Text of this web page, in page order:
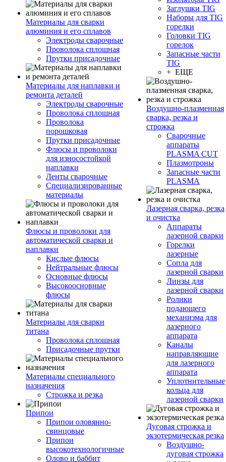
Материалы для сварки
алюминия и его сплавов
Электроды сварочные
Проволока сплошная
Прутки присадочные
Материалы для наплавки и
ремонта деталей
Электроды сварочные
Проволока сплошная
Проволока
порошковая
Прутки присадочные
Флюсы и проволоки
для износостойкой
наплавки
Ленты сварочные
Специализированные
материалы
Флюсы и проволоки для
автоматической сварки и
наплавки
Кислые флюсы
Нейтральные флюсы
Основные флюсы
Высокоосновные
флюсы
Материалы для сварки
титана
Проволока сплошная
Присадочные прутки
Материалы специального
назначения
Строжка и резка
Припои
Припои оловянно-
свинцовые
Припои
высокотехнологичные
Олово и баббит
Заглушки TIG
Наборы для TIG
горелки
Головки TIG
горелок
Запасные части
TIG
+ ЕЩЕ
Воздушно-плазменная
сварка, резка и
строжка
Сварочные
аппараты
PLASMA CUT
Плазмотроны
Запасные части
PLASMA
Лазерная сварка, резка
и очистка
Аппараты
лазерной сварки
Горелки
лазерные
Сопла для
лазерной сварки
Линзы для
лазерной сварки
Ролики
подающего
механизма для
лазерного
аппарата
Каналы
направляющие
для лазерного
аппарата
Уплотнительные
кольца для
лазерной сварки
Дуговая строжка и
экзотермическая резка
Воздушно-
дуговая строжка